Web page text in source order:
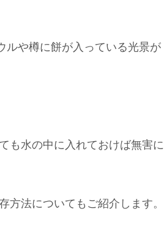
ルや樽に餅が入っている光景が
も水の中に入れておけば無害に
方法についてもご紹介します。